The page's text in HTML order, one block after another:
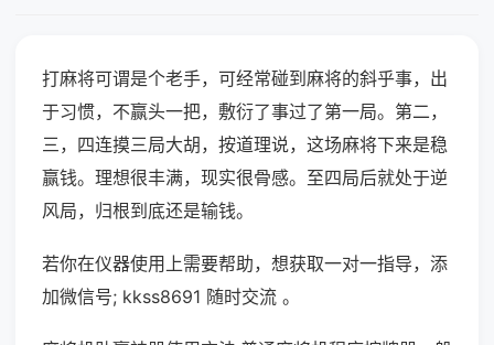
打麻将可谓是个老手，可经常碰到麻将的斜乎事，出
于习惯，不赢头一把，敷衍了事过了第一局。第二，
三，四连摸三局大胡，按道理说，这场麻将下来是稳
赢钱。理想很丰满，现实很骨感。至四局后就处于逆
风局，归根到底还是输钱。
若你在仪器使用上需要帮助，想获取一对一指导，添
加微信号; kkss8691 随时交流 。